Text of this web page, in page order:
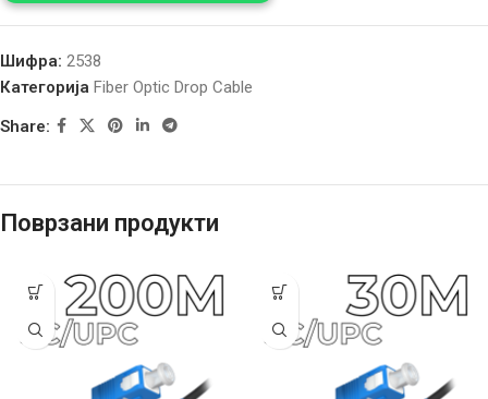
Шифра: 2538
Категорија Fiber Optic Drop Cable
Share:
Поврзани продукти